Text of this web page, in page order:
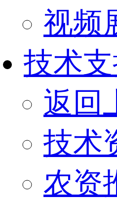
视频
技术
返回
技术
农资